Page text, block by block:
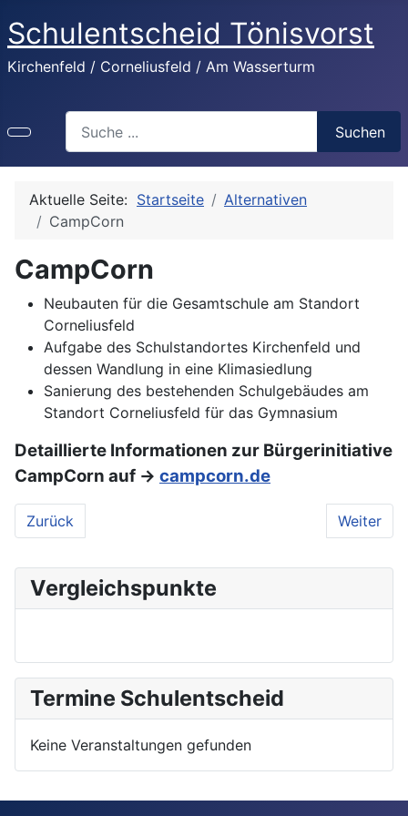
Schulentscheid Tönisvorst
Kirchenfeld / Corneliusfeld / Am Wasserturm
Suchen
Aktuelle Seite: Startseite
Alternativen
CampCorn
CampCorn
Neubauten für die Gesamtschule am Standort
Corneliusfeld
Aufgabe des Schulstandortes Kirchenfeld und
dessen Wandlung in eine Klimasiedlung
Sanierung des bestehenden Schulgebäudes am
Standort Corneliusfeld für das Gymnasium
Detaillierte Informationen zur Bürgerinitiative
CampCorn auf → campcorn.de
Vorheriger Beitrag: Campus
Zurück Nächster
Weiter
Vergleichspunkte
Termine Schulentscheid
Keine Veranstaltungen gefunden